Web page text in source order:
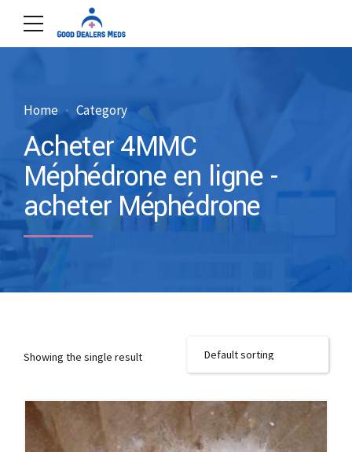
Home Category
Acheter 4MMC
Méphédrone en ligne -
acheter Méphédrone
Showing the single result